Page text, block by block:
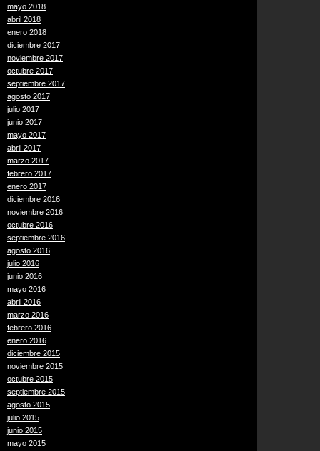
mayo 2018
abril 2018
enero 2018
diciembre 2017
noviembre 2017
octubre 2017
septiembre 2017
agosto 2017
julio 2017
junio 2017
mayo 2017
abril 2017
marzo 2017
febrero 2017
enero 2017
diciembre 2016
noviembre 2016
octubre 2016
septiembre 2016
agosto 2016
julio 2016
junio 2016
mayo 2016
abril 2016
marzo 2016
febrero 2016
enero 2016
diciembre 2015
noviembre 2015
octubre 2015
septiembre 2015
agosto 2015
julio 2015
junio 2015
mayo 2015